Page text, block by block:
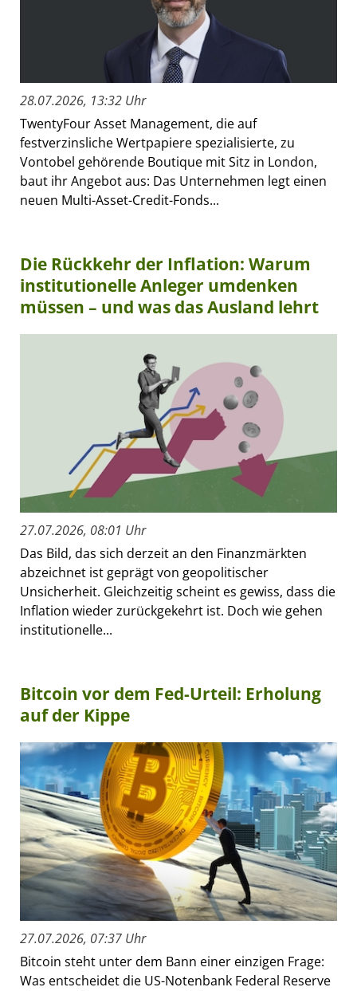
28.07.2026, 13:32 Uhr
TwentyFour Asset Management, die auf
festverzinsliche Wertpapiere spezialisierte, zu
Vontobel gehörende Boutique mit Sitz in London,
baut ihr Angebot aus: Das Unternehmen legt einen
neuen Multi-Asset-Credit-Fonds...
Die Rückkehr der Inflation: Warum
institutionelle Anleger umdenken
müssen – und was das Ausland lehrt
27.07.2026, 08:01 Uhr
Das Bild, das sich derzeit an den Finanzmärkten
abzeichnet ist geprägt von geopolitischer
Unsicherheit. Gleichzeitig scheint es gewiss, dass die
Inflation wieder zurückgekehrt ist. Doch wie gehen
institutionelle...
Bitcoin vor dem Fed-Urteil: Erholung
auf der Kippe
27.07.2026, 07:37 Uhr
Bitcoin steht unter dem Bann einer einzigen Frage:
Was entscheidet die US-Notenbank Federal Reserve